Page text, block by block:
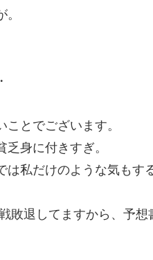
とでございます。
身に付きすぎ。
私だけのような気もする
敗退してますから、予想